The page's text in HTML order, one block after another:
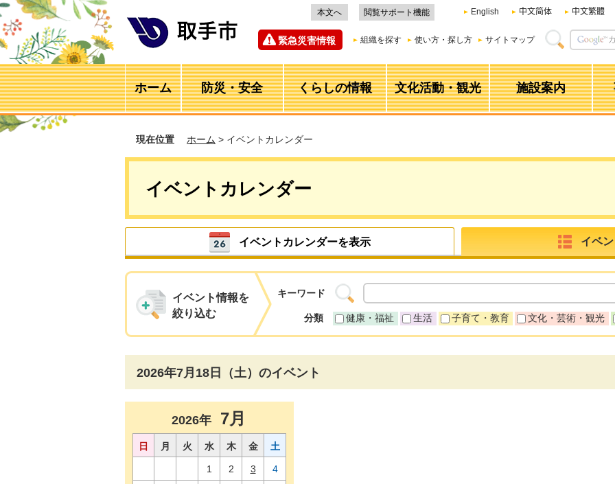
本文へ 閲覧サポート機能 English 中文简体 中文繁體
緊急災害情報 組織を探す 使い方・探し方 サイトマップ
ホーム 防災・安全 くらしの情報 文化活動・観光 施設案内
現在位置 ホーム > イベントカレンダー
イベントカレンダー
イベントカレンダーを表示 イベ
イベント情報を
絞り込む
キーワード
分類 健康・福祉 生活 子育て・教育 文化・芸術・観光
2026年7月18日（土）のイベント
2026年 7月
日 月 火 水 木 金 土
1 2 3 4